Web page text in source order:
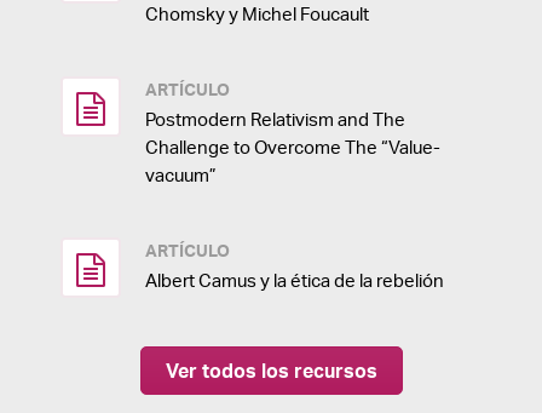
Chomsky y Michel Foucault
ARTÍCULO
Postmodern Relativism and The
Challenge to Overcome The “Value-
vacuum”
ARTÍCULO
Albert Camus y la ética de la rebelión
Ver todos los recursos